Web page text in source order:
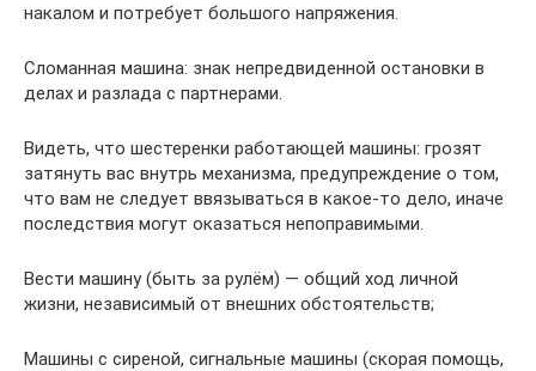
накалом и потребует большого напряжения.
Сломанная машина: знак непредвиденной остановки в
делах и разлада с партнерами.
Видеть, что шестеренки работающей машины: грозят
затянуть вас внутрь механизма, предупреждение о том,
что вам не следует ввязываться в какое-то дело, иначе
последствия могут оказаться непоправимыми.
Вести машину (быть за рулём) — общий ход личной
жизни, независимый от внешних обстоятельств;
Машины с сиреной, сигнальные машины (скорая помощь,